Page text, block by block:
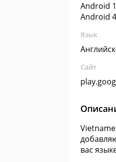
Android
Android
Язык
Сайт
вас